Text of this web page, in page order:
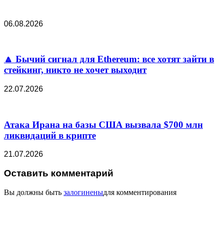
06.08.2026
🔼 Бычий сигнал для Ethereum: все хотят зайти в
стейкинг, никто не хочет выходит
22.07.2026
Атака Ирана на базы США вызвала $700 млн
ликвидаций в крипте
21.07.2026
Оставить комментарий
Вы должны быть залогиненыдля комментирования